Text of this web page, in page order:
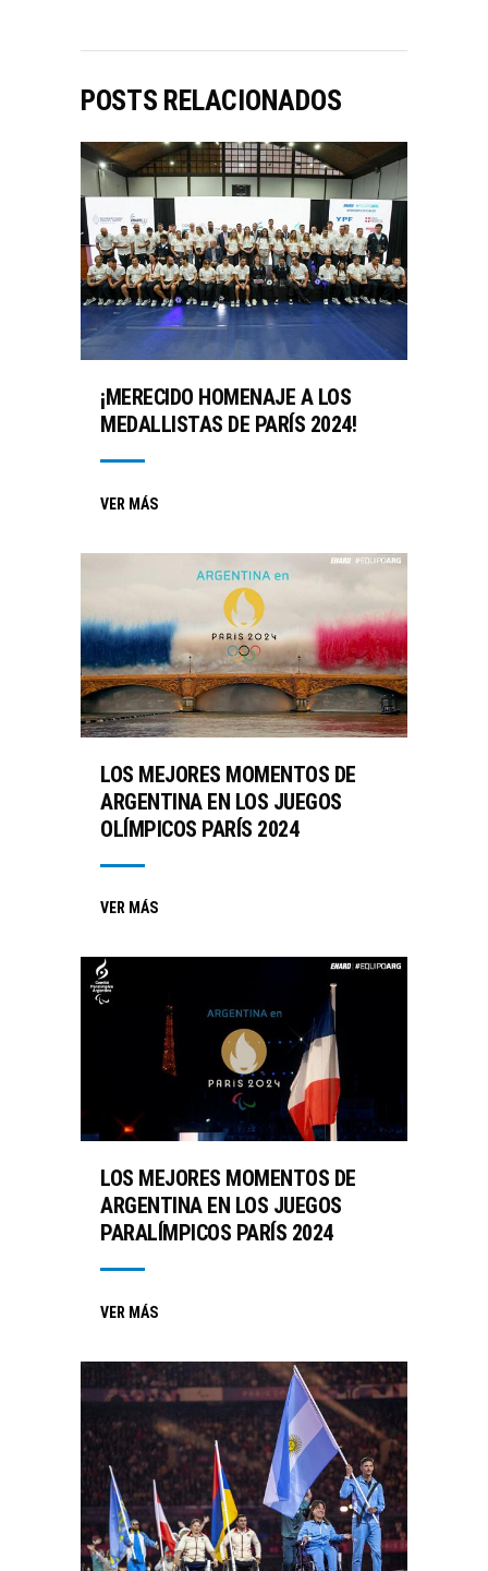
POSTS RELACIONADOS
¡MERECIDO HOMENAJE A LOS
MEDALLISTAS DE PARÍS 2024!
VER MÁS
LOS MEJORES MOMENTOS DE
ARGENTINA EN LOS JUEGOS
OLÍMPICOS PARÍS 2024
VER MÁS
LOS MEJORES MOMENTOS DE
ARGENTINA EN LOS JUEGOS
PARALÍMPICOS PARÍS 2024
VER MÁS